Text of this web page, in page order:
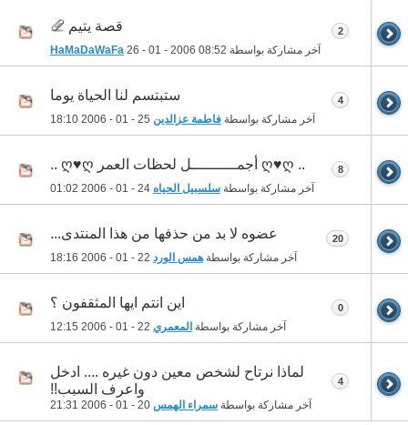
قصة يتيم
آخر مشاركة بواسطة HaMaDaWaFa 26 - 01 - 2006 08:52
2
ستبتسم لنا الحياة يوما
آخر مشاركة بواسطة فاطمة عزالدين 18:10
4
.. ღ♥ღ أجمــــــــــل لحظات العمر ღ♥ღ ..
آخر مشاركة بواسطة سلسبيل الحياه 01:02
8
عضوه لا بد من حذفها من هذا المنتدى...
آخر مشاركة بواسطة همس الورد 18:16
20
اين انتم ايها المثقفون ؟
آخر مشاركة بواسطة المعمري 12:15
0
لماذا نرتاح لشخص معين دون غيره .... ادخل
واعرف السبب!!
آخر مشاركة بواسطة سمراء الهمس 21:31
4